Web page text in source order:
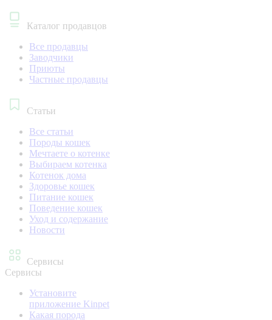
Каталог продавцов
Все продавцы
Заводчики
Приюты
Частные продавцы
Статьи
Все статьи
Породы кошек
Мечтаете о котенке
Выбираем котенка
Котенок дома
Здоровье кошек
Питание кошек
Поведение кошек
Уход и содержание
Новости
Сервисы
Сервисы
Установите
приложение Kinpet
Какая порода